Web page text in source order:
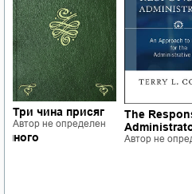
Три чина присяг
Автор не определен
The
Автор не